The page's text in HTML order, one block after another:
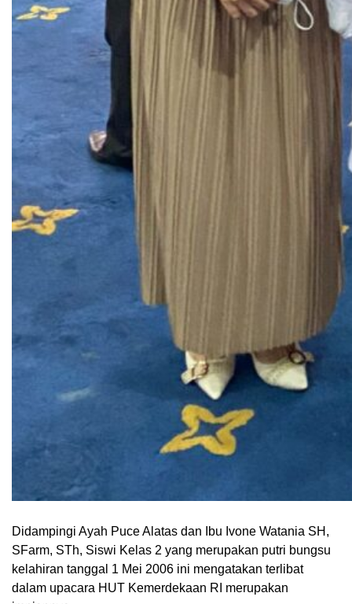
Didampingi Ayah Puce Alatas dan Ibu Ivone Watania SH,
SFarm, STh, Siswi Kelas 2 yang merupakan putri bungsu
kelahiran tanggal 1 Mei 2006 ini mengatakan terlibat
dalam upacara HUT Kemerdekaan RI merupakan